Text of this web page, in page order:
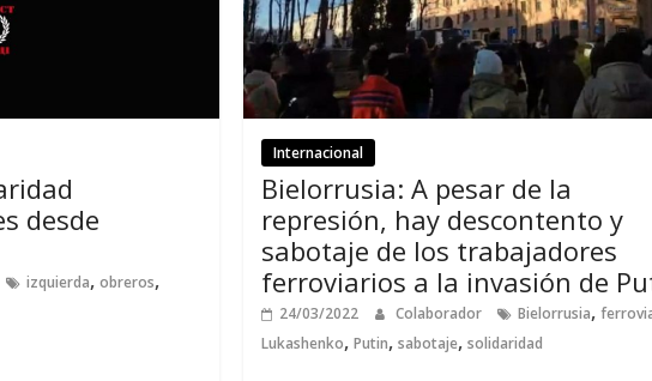
desde
izquierda, obreros,
Internacional
Bielorrusia:A pesar de la
represión, hay descontento y
sabotaje de los trabajadores
ferroviarios a la invasión de
24/03/2022 Colaborador Bielorrusia,
Lukashenko,Putin,sabotaje,solidaridad